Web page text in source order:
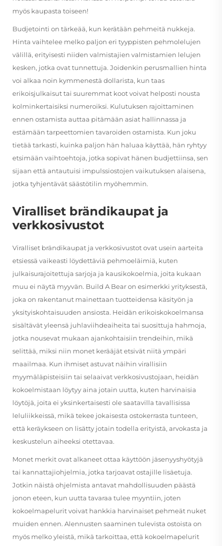
myös kaupasta toiseen!
Budjetointi on tärkeää, kun kerätään pehmeitä nukkeja.
Hinta vaihtelee melko paljon eri tyyppisten pehmolelujen
välillä, erityisesti niiden valmistajien valmistamien lelujen
kesken, jotka ovat tunnettuja. Joidenkin perusmallien hinta
voi alkaa noin kymmenestä dollarista, kun taas
erikoisjulkaisut tai suuremmat koot voivat helposti nousta
kolminkertaisiksi numeroiksi. Kulutuksen rajoittaminen
ennen ostamista auttaa pitämään asiat hallinnassa ja
estämään tarpeettomien tavaroiden ostamista. Kun joku
tietää tarkasti, kuinka paljon hän haluaa käyttää, hän ryhtyy
etsimään vaihtoehtoja, jotka sopivat hänen budjettiinsa, sen
sijaan että antautuisi impulssiostojen vaikutuksen alaisena,
jotka tyhjentävät säästötilin myöhemmin.
Viralliset brändikaupat ja
verkkosivustot
Viralliset brändikaupat ja verkkosivustot ovat usein aarteita
etsiessä vaikeasti löydettäviä pehmoeläimiä, kuten
julkaisurajoitettuja sarjoja ja kausikokoelmia, joita kukaan
muu ei näytä myyvän. Build A Bear on esimerkki yrityksestä,
joka on rakentanut mainettaan tuotteidensa käsityön ja
yksityiskohtaisuuden ansiosta. Heidän erikoiskokoelmansa
sisältävät yleensä juhlaviihdeaiheita tai suosittuja hahmoja,
jotka nousevat mukaan ajankohtaisiin trendeihin, mikä
selittää, miksi niin monet kerääjät etsivät niitä ympäri
maailmaa. Kun ihmiset astuvat näihin virallisiin
myymäläpisteisiin tai selaaivat verkkosivustojaan, heidän
kokoelmistaan löytyy aina jotain uutta, kuten harvinaisia
löytöjä, joita ei yksinkertaisesti ole saatavilla tavallisissa
leluliikkeissä, mikä tekee jokaisesta ostokerrasta tunteen,
että keräykseen on lisätty jotain todella erityistä, arvokasta ja
keskustelun aiheeksi otettavaa.
Monet merkit ovat alkaneet ottaa käyttöön jäsenyyshyötyjä
tai kannattajiohjelmia, jotka tarjoavat ostajille lisäetuja.
Jotkin näistä ohjelmista antavat mahdollisuuden päästä
jonon eteen, kun uutta tavaraa tulee myyntiin, joten
kokoelmapelurit voivat hankkia harvinaiset pehmeät nuket
muiden ennen. Alennusten saaminen tulevista ostoista on
myös melko yleistä, mikä tarkoittaa, että kokoelmapelurit